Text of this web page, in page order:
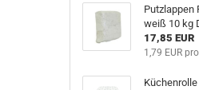
Putzlappen
weiß 10 kg
17,85 EUR
1,79 EUR